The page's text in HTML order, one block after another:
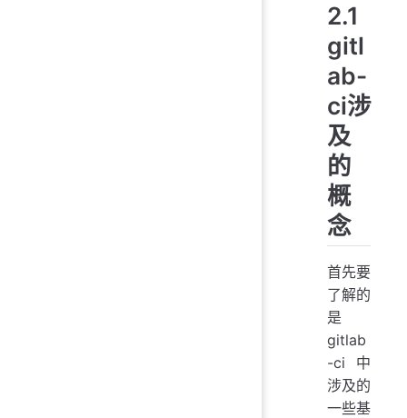
2.1
gitl
ab-
ci涉
及
的
概
念
首先要
了解的
是
gitlab
-ci中
涉及的
一些基